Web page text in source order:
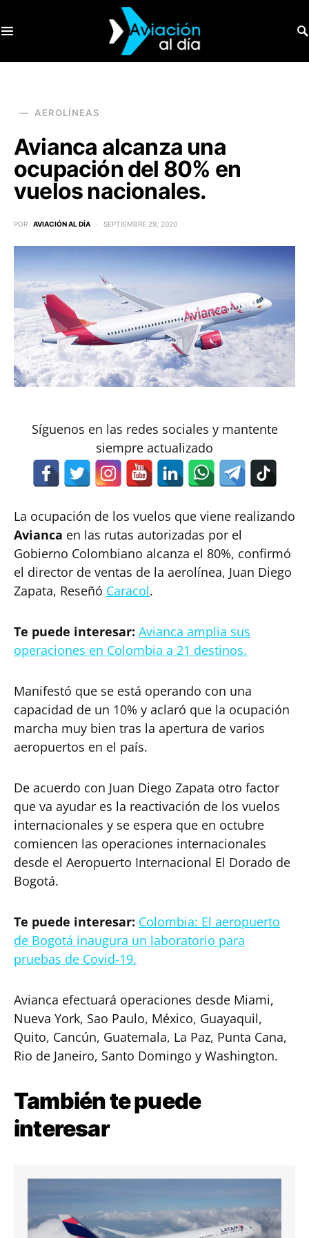
AEROLÍNEAS
Avianca alcanza una
ocupación del 80% en
vuelos nacionales.
POR AVIACIÓN AL DÍA SEPTIEMBRE 29, 2020
Síguenos en las redes sociales y mantente
siempre actualizado
La ocupación de los vuelos que viene realizando
Avianca en las rutas autorizadas por el
Gobierno Colombiano alcanza el 80%, confirmó
el director de ventas de la aerolínea, Juan Diego
Zapata, Reseñó Caracol.
Te puede interesar: Avianca amplia sus
operaciones en Colombia a 21 destinos.
Manifestó que se está operando con una
capacidad de un 10% y aclaró que la ocupación
marcha muy bien tras la apertura de varios
aeropuertos en el país.
De acuerdo con Juan Diego Zapata otro factor
que va ayudar es la reactivación de los vuelos
internacionales y se espera que en octubre
comiencen las operaciones internacionales
desde el Aeropuerto Internacional El Dorado de
Bogotá.
Te puede interesar: Colombia: El aeropuerto
de Bogotá inaugura un laboratorio para
pruebas de Covid-19.
Avianca efectuará operaciones desde Miami,
Nueva York, Sao Paulo, México, Guayaquil,
Quito, Cancún, Guatemala, La Paz, Punta Cana,
Rio de Janeiro, Santo Domingo y Washington.
También te puede
interesar